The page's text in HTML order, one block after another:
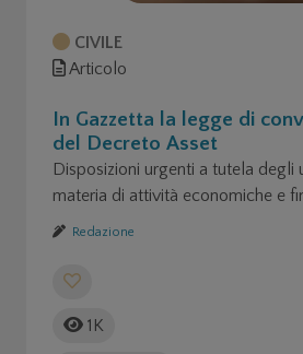
CIVILE
Articolo
In Gazzetta la legge di
del Decreto Asset
Disposizioni urgenti a tutela degli
materia di attività economiche e
investimenti strategici.
Redazione
1K